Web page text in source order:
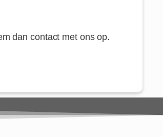
dan contact met ons op.